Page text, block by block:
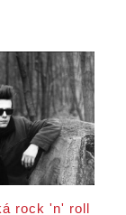
rock 'n' roll